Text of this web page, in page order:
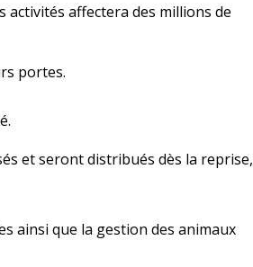
activités affectera des millions de
portes.
et seront distribués dès la reprise,
ainsi que la gestion des animaux